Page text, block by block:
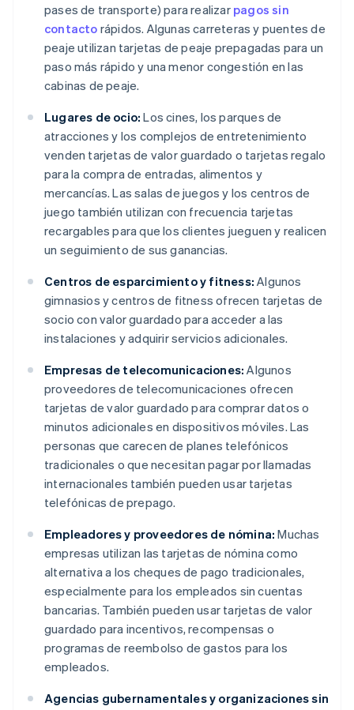
pases de transporte) para realizar pagos sin
contacto rápidos. Algunas carreteras y puentes de
peaje utilizan tarjetas de peaje prepagadas para un
paso más rápido y una menor congestión en las
cabinas de peaje.
Lugares de ocio: Los cines, los parques de
atracciones y los complejos de entretenimiento
venden tarjetas de valor guardado o tarjetas regalo
para la compra de entradas, alimentos y
mercancías. Las salas de juegos y los centros de
juego también utilizan con frecuencia tarjetas
recargables para que los clientes jueguen y realicen
un seguimiento de sus ganancias.
Centros de esparcimiento y fitness: Algunos
gimnasios y centros de fitness ofrecen tarjetas de
socio con valor guardado para acceder a las
instalaciones y adquirir servicios adicionales.
Empresas de telecomunicaciones: Algunos
proveedores de telecomunicaciones ofrecen
tarjetas de valor guardado para comprar datos o
minutos adicionales en dispositivos móviles. Las
personas que carecen de planes telefónicos
tradicionales o que necesitan pagar por llamadas
internacionales también pueden usar tarjetas
telefónicas de prepago.
Empleadores y proveedores de nómina: Muchas
empresas utilizan las tarjetas de nómina como
alternativa a los cheques de pago tradicionales,
especialmente para los empleados sin cuentas
bancarias. También pueden usar tarjetas de valor
guardado para incentivos, recompensas o
programas de reembolso de gastos para los
empleados.
Agencias gubernamentales y organizaciones sin